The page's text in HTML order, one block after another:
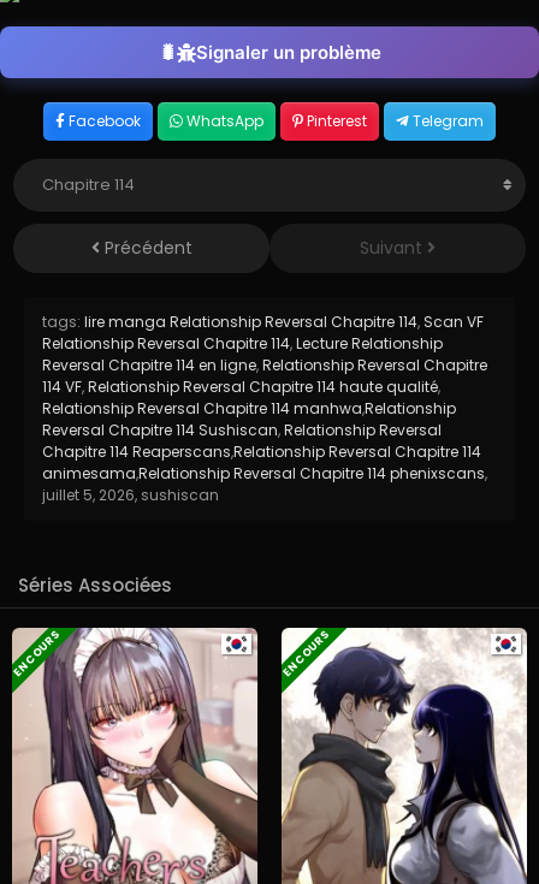
Signaler un problème
Facebook WhatsApp Pinterest Telegram
Précédent Suivant
tags: lire manga Relationship Reversal Chapitre 114, Scan VF
Relationship Reversal Chapitre 114,Lecture Relationship
Reversal Chapitre 114 en ligne,Relationship Reversal Chapitre
114 VF,Relationship Reversal Chapitre 114 haute qualité,
Relationship Reversal Chapitre 114 manhwa,Relationship
Reversal Chapitre 114 Sushiscan,Relationship Reversal
Chapitre 114 Reaperscans,Relationship Reversal Chapitre 114
animesama,Relationship Reversal Chapitre 114 phenixscans,
juillet 5, 2026, sushiscan
Séries Associées
EN COURS EN COURS